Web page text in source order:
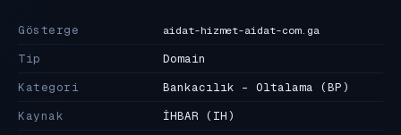
Gösterge aidat-hizmet-aidat-com.ga
Tip
Domain
Kategori
Bankacılık - Oltalama (BP)
Kaynak
İHBAR (IH)